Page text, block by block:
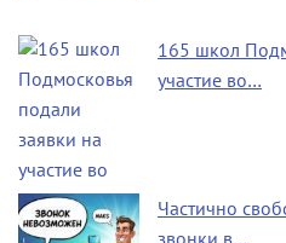
165 школ
участие во…
Частично